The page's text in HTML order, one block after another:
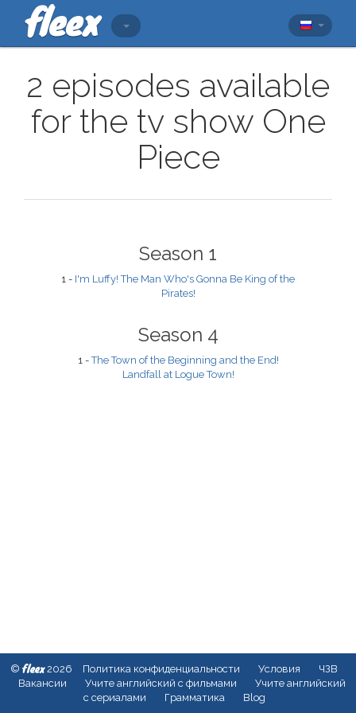
2 episodes available
for the tv show One
Piece
Season 1
1 - I'm Luffy! The Man Who's Gonna Be King of the
Pirates!
Season 4
1 -The Town of the Beginning and the End!
Landfall at Logue Town!
© fleex2026 Политика конфиденциальности Условия
ЧЗВ
Вакансии
Учите английский с фильмами
Учите английский
с сериалами
Грамматика Blog